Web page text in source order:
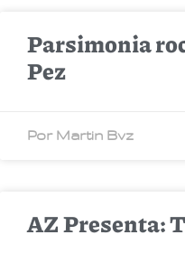
Parsimonia
Pez
Por Martin Bvz
AZ Presenta: